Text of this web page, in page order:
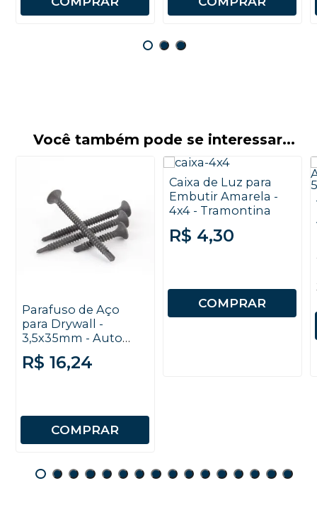
Você também pode se interessar...
Parafuso de Aço
para Drywall -
3,5x35mm - Auto
Brocante - Trombeta
- Chave Philips - 100
R$ 16,24
COMPRAR
Caixa de Luz para
Embutir Amarela -
4x4 - Tramontina
R$ 4,30
COMPRAR